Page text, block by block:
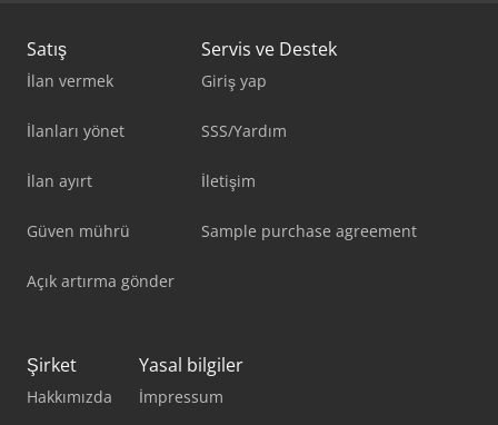
Satış
İlan vermek
İlanları yönet
İlan ayırt
Güven mührü
Açık artırma gönder
Servis ve Destek
Giriş yap
SSS/Yardım
İletişim
Sample purchase agreement
Şirket
Hakkımızda
Yasal bilgiler
İmpressum